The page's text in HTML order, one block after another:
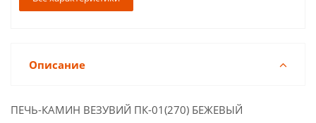
Описание
ПЕЧЬ-КАМИН ВЕЗУВИЙ ПК-01(270) БЕЖЕВЫЙ